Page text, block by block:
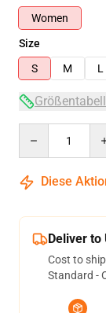
Women
Size
S
M L
Diese
Deliver to
Cost to
Standard -